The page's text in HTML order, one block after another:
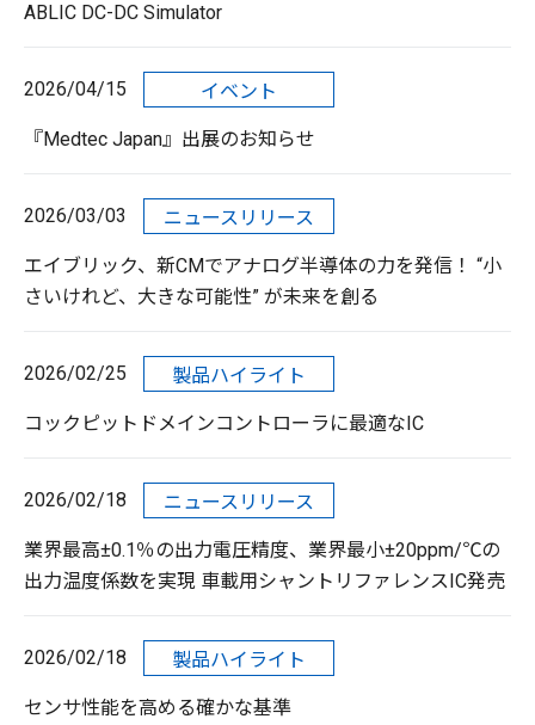
ABLIC DC-DC Simulator
2026/04/15 イベント
『Medtec Japan』出展のお知らせ
2026/03/03 ニュースリリース
エイブリック、新CMでアナログ半導体の力を発信！ “小
さいけれど、大きな可能性” が未来を創る
2026/02/25 製品ハイライト
コックピットドメインコントローラに最適なIC
2026/02/18 ニュースリリース
業界最高±0.1％の出力電圧精度、業界最小±20ppm/℃の
出力温度係数を実現 車載用シャントリファレンスIC発売
2026/02/18 製品ハイライト
センサ性能を高める確かな基準